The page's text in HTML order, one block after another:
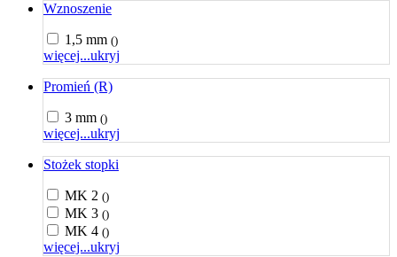
Wznoszenie
1,5 mm ()
więcej...ukryj
Promień (R)
3 mm ()
więcej...ukryj
Stożek stopki
MK 2 ()
MK 3 ()
MK 4 ()
więcej...ukryj